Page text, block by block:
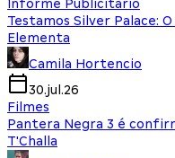
Informe Publicitário
Testamos Silver Palace:
Elementa
Camila Hortencio
30.jul.26
Filmes
Pantera Negra 3 é
T'Challa